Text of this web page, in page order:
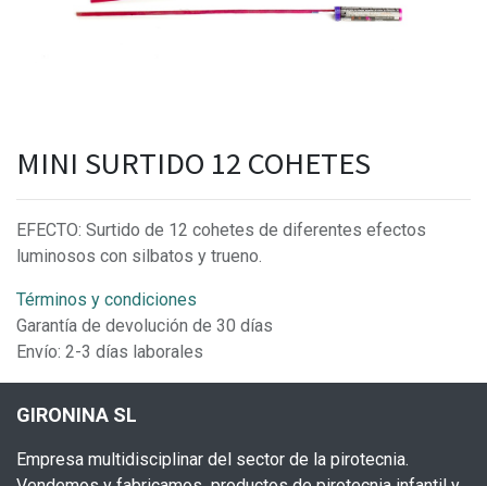
MINI SURTIDO 12 COHETES
EFECTO: Surtido de 12 cohetes de diferentes efectos
luminosos con silbatos y trueno.
Términos y condiciones
Garantía de devolución de 30 días
Envío: 2-3 días laborales
GIRONINA SL
Empresa multidisciplinar del sector de la pirotecnia.